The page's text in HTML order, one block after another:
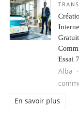
Essai
Alba
En savoir plus